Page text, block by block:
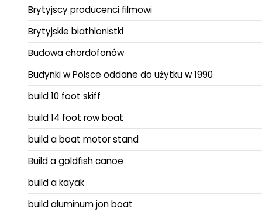
Brytyjscy producenci filmowi
Brytyjskie biathlonistki
Budowa chordofonów
Budynki w Polsce oddane do użytku w 1990
build 10 foot skiff
build 14 foot row boat
build a boat motor stand
Build a goldfish canoe
build a kayak
build aluminum jon boat